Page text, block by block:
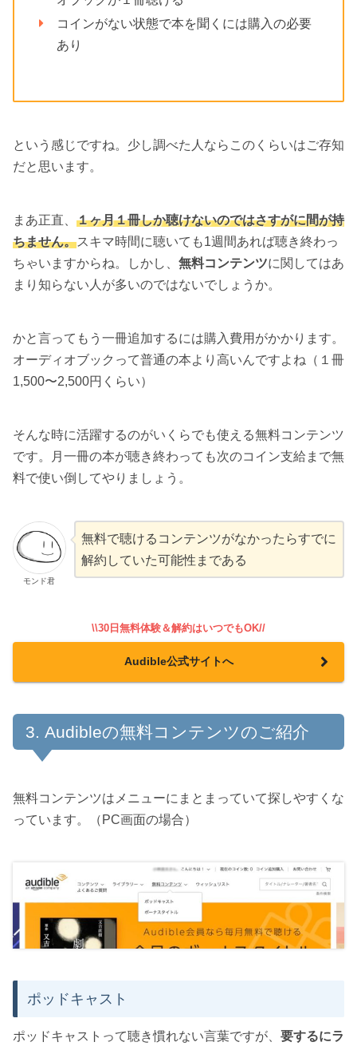
コインがない状態で本を聞くには購入の必要
あり
という感じですね。少し調べた人ならこのくらいはご存知
だと思います。
まあ正直、 １ヶ月１冊しか聴けないのではさすがに間が持
ちません。スキマ時間に聴いても1週間あれば聴き終わっ
ちゃいますからね。しかし、 無料コンテンツに関してはあ
まり知らない人が多いのではないでしょうか。
かと言ってもう一冊追加するには購入費用がかかります。
オーディオブックって普通の本より高いんですよね（１冊
1,500〜2,500円くらい）
そんな時に活躍するのがいくらでも使える無料コンテンツ
です。月一冊の本が聴き終わっても次のコイン支給まで無
料で使い倒してやりましょう。
モンド君
無料で聴けるコンテンツがなかったらすでに
解約していた可能性まである
\\30日無料体験＆解約はいつでもOK//
Audible公式サイトへ
Audibleの無料コンテンツのご紹介
無料コンテンツはメニューにまとまっていて探しやすくな
っています。（PC画面の場合）
ポッドキャスト
ポッドキャストって聴き慣れない言葉ですが、 要するにラ